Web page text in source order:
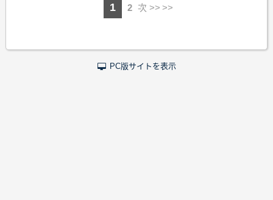
1 2 次 >>
PC版サイトを表示